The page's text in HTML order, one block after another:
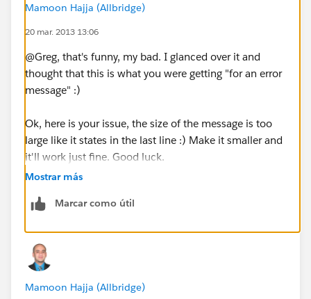
Mamoon Hajja (Allbridge)
20 mar. 2013 13:06
@Greg, that's funny, my bad. I glanced over it and
thought that this is what you were getting "for an error
message" :)
Ok, here is your issue, the size of the message is too
large like it states in the last line :) Make it smaller and
it'll work just fine. Good luck.
Mostrar más
Marcar como útil
Mamoon Hajja (Allbridge)